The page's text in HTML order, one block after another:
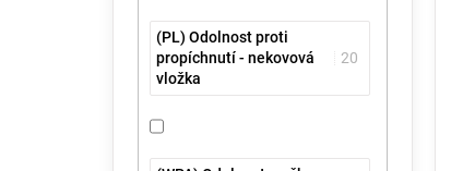
(PL) Odolnost proti
propíchnutí - nekovová
vložka
20